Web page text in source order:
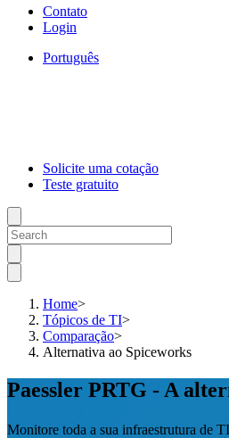
Contato
Login
Português
Solicite uma cotação
Teste gratuito
Home>
Tópicos de TI>
Comparação>
Alternativa ao Spiceworks
Paessler PRTG - A
Monitore toda a sua infraestrutura de